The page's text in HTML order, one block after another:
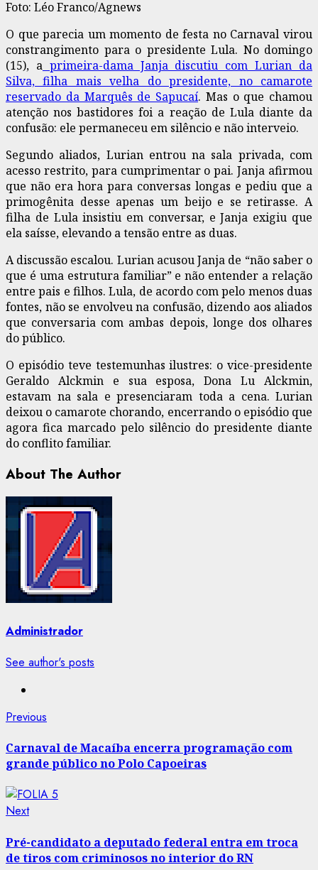
Foto: Léo Franco/Agnews
O que parecia um momento de festa no Carnaval virou
constrangimento para o presidente Lula. No domingo
(15), aprimeira-dama Janja discutiu com Lurian da
Silva, filha mais velha do presidente, no camarote
reservado da Marquês de Sapucaí. Mas o que chamou
atenção nos bastidores foi a reação de Lula diante da
confusão: ele permaneceu em silêncio e não interveio.
Segundo aliados, Lurian entrou na sala privada, com
acesso restrito, para cumprimentar o pai. Janja afirmou
que não era hora para conversas longas e pediu que a
primogênita desse apenas um beijo e se retirasse. A
filha de Lula insistiu em conversar, e Janja exigiu que
ela saísse, elevando a tensão entre as duas.
A discussão escalou. Lurian acusou Janja de “não saber o
que é uma estrutura familiar” e não entender a relação
entre pais e filhos. Lula, de acordo com pelo menos duas
fontes, não se envolveu na confusão, dizendo aos aliados
que conversaria com ambas depois, longe dos olhares
do público.
O episódio teve testemunhas ilustres: o vice-presidente
Geraldo Alckmin e sua esposa, Dona Lu Alckmin,
estavam na sala e presenciaram toda a cena. Lurian
deixou o camarote chorando, encerrando o episódio que
agora fica marcado pelo silêncio do presidente diante
do conflito familiar.
About The Author
Administrador
See author's posts
Post
navigation
Previous
Carnaval de Macaíba encerra programação com
grande público no Polo Capoeiras
NextNext
Pré-candidato a deputado federal entra em troca
de tiros com criminosos no interior do RN